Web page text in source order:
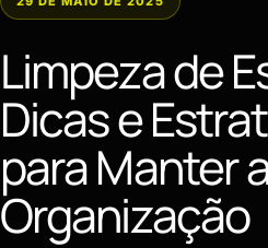
Limpeza de
Dicas e
para Manter
Organização